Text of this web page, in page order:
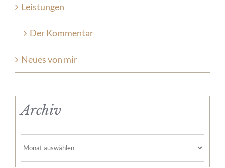
Leistungen
Der Kommentar
Neues von mir
Archiv